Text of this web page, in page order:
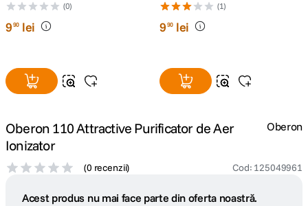
10 . dji osmo
(0)
990 lei
(1)
990 lei
Oberon 110 Attractive Purificator de Aer
Ionizator
(0 recenzii) Cod: 125049961
Oberon
Acest produs nu mai face parte din oferta noastră.